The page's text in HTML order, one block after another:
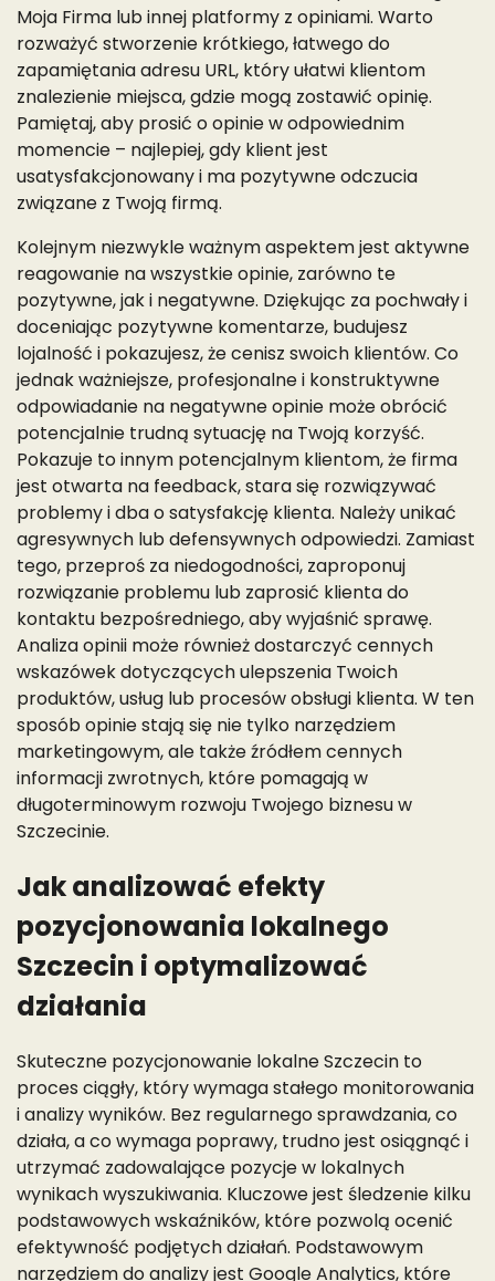
Moja Firma lub innej platformy z opiniami. Warto
rozważyć stworzenie krótkiego, łatwego do
zapamiętania adresu URL, który ułatwi klientom
znalezienie miejsca, gdzie mogą zostawić opinię.
Pamiętaj, aby prosić o opinie w odpowiednim
momencie – najlepiej, gdy klient jest
usatysfakcjonowany i ma pozytywne odczucia
związane z Twoją firmą.
Kolejnym niezwykle ważnym aspektem jest aktywne
reagowanie na wszystkie opinie, zarówno te
pozytywne, jak i negatywne. Dziękując za pochwały i
doceniając pozytywne komentarze, budujesz
lojalność i pokazujesz, że cenisz swoich klientów. Co
jednak ważniejsze, profesjonalne i konstruktywne
odpowiadanie na negatywne opinie może obrócić
potencjalnie trudną sytuację na Twoją korzyść.
Pokazuje to innym potencjalnym klientom, że firma
jest otwarta na feedback, stara się rozwiązywać
problemy i dba o satysfakcję klienta. Należy unikać
agresywnych lub defensywnych odpowiedzi. Zamiast
tego, przeproś za niedogodności, zaproponuj
rozwiązanie problemu lub zaprosić klienta do
kontaktu bezpośredniego, aby wyjaśnić sprawę.
Analiza opinii może również dostarczyć cennych
wskazówek dotyczących ulepszenia Twoich
produktów, usług lub procesów obsługi klienta. W ten
sposób opinie stają się nie tylko narzędziem
marketingowym, ale także źródłem cennych
informacji zwrotnych, które pomagają w
długoterminowym rozwoju Twojego biznesu w
Szczecinie.
Jak analizować efekty
pozycjonowania lokalnego
Szczecin i optymalizować
działania
Skuteczne pozycjonowanie lokalne Szczecin to
proces ciągły, który wymaga stałego monitorowania
i analizy wyników. Bez regularnego sprawdzania, co
działa, a co wymaga poprawy, trudno jest osiągnąć i
utrzymać zadowalające pozycje w lokalnych
wynikach wyszukiwania. Kluczowe jest śledzenie kilku
podstawowych wskaźników, które pozwolą ocenić
efektywność podjętych działań. Podstawowym
narzędziem do analizy jest Google Analytics, które